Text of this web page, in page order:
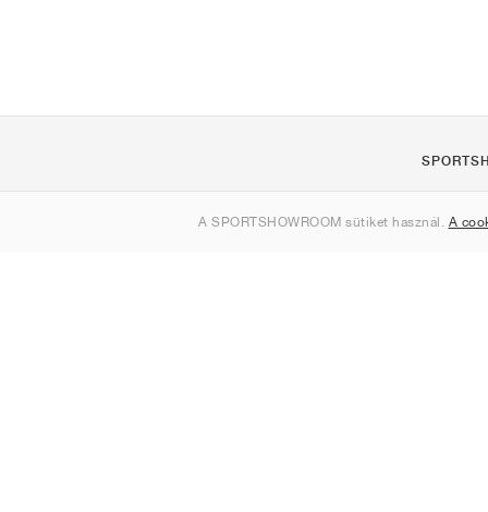
A SPORTSHOWROOM sütiket használ. A
Kapcsolat